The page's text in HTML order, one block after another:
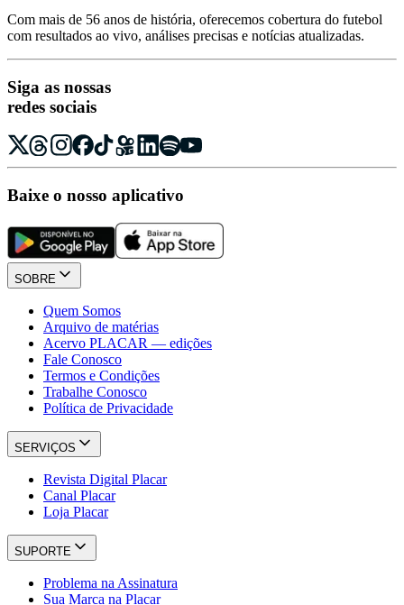
Com mais de 56 anos de história, oferecemos cobertura do futebol
com resultados ao vivo, análises precisas e notícias atualizadas.
Siga as nossas
redes sociais
Baixe o nosso aplicativo
SOBRE
Quem Somos
Arquivo de matérias
Acervo PLACAR — edições
Fale Conosco
Termos e Condições
Trabalhe Conosco
Política de Privacidade
SERVIÇOS
Revista Digital Placar
Canal Placar
Loja Placar
SUPORTE
Problema na Assinatura
Sua Marca na Placar